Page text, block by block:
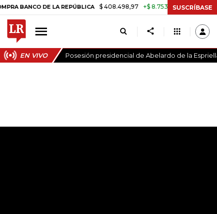
DE LA REPÚBLICA $ 408.498,97 +$ 8.753,81 +2,19% TASA DE
SUSCRÍBASE
EN VIVO Posesión presidencial de Abelardo de la